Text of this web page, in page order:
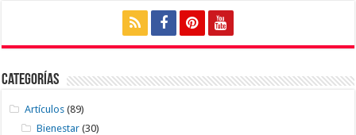
Categorías
Artículos (89)
Bienestar (30)